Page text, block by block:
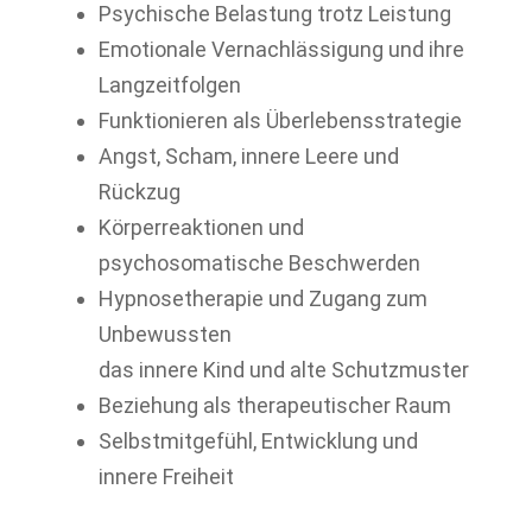
Psychische Belastung trotz Leistung
Emotionale Vernachlässigung und ihre
Langzeitfolgen
Funktionieren als Überlebensstrategie
Angst, Scham, innere Leere und
Rückzug
Körperreaktionen und
psychosomatische Beschwerden
Hypnosetherapie und Zugang zum
Unbewussten
das innere Kind und alte Schutzmuster
Beziehung als therapeutischer Raum
Selbstmitgefühl, Entwicklung und
innere Freiheit